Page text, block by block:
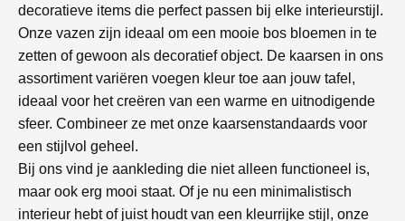
decoratieve items die perfect passen bij elke interieurstijl.
Onze vazen zijn ideaal om een mooie bos bloemen in te
zetten of gewoon als decoratief object. De kaarsen in ons
assortiment variëren voegen kleur toe aan jouw tafel,
ideaal voor het creëren van een warme en uitnodigende
sfeer. Combineer ze met onze kaarsenstandaards voor
een stijlvol geheel.
Bij ons vind je aankleding die niet alleen functioneel is,
maar ook erg mooi staat. Of je nu een minimalistisch
interieur hebt of juist houdt van een kleurrijke stijl, onze